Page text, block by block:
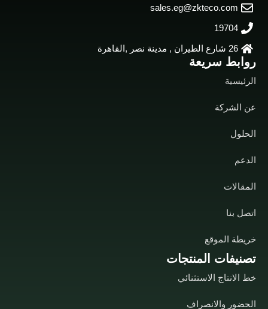
تصنيفات المنتجات
خط الانتاج الاستثنائي
الحضور والانصراف
روابط سريعة
الرئيسية
عن الشركة
الحلول
الدعم
المقالات
اتصل بنا
خريطة الموقع
sales.eg@zkteco.com
19704
26 شارع الطيران , مدينة نصر ,القاهرة